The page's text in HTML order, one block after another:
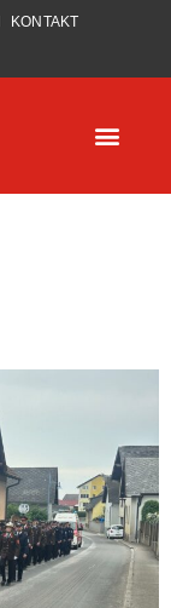
KONTAKT